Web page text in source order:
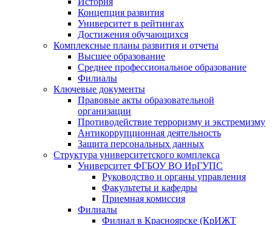
Концепция развития
Университет в рейтингах
Достижения обучающихся
Комплексные планы развития и отчеты
Высшее образование
Среднее профессиональное образование
Филиалы
Ключевые документы
Правовые акты образовательной
организации
Противодействие терроризму и экстремизму
Антикоррупционная деятельность
Защита персональных данных
Структура университетского комплекса
Университет ФГБОУ ВО ИрГУПС
Руководство и органы управления
Факультеты и кафедры
Приемная комиссия
Филиалы
Филиал в Красноярске (КрИЖТ